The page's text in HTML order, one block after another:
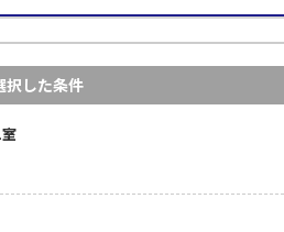
択した条件